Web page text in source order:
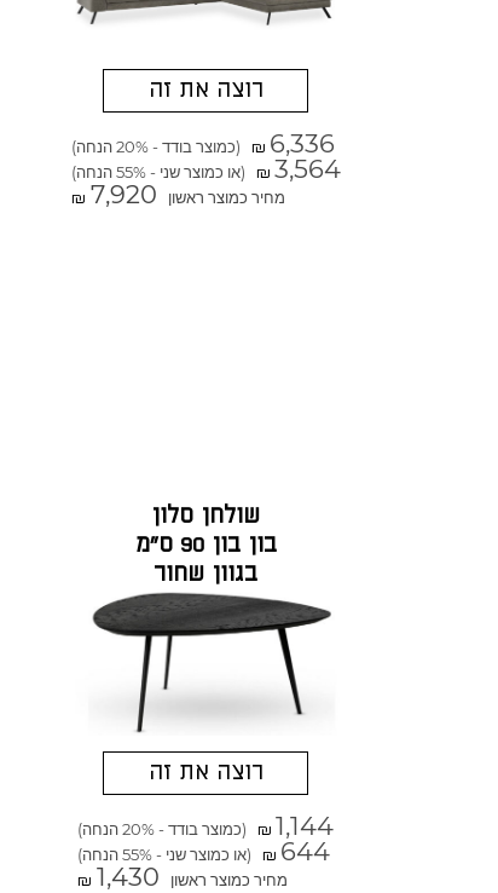
רוצה את זה
₪ 6,336 (כמוצר בודד - 20% הנחה)
₪ 3,564
(או כמוצר שני - 55% הנחה)
מחיר כמוצר ראשון
₪ 7,920
שולחן סלון
בון בון 90 ס"מ
בגוון שחור
רוצה את זה
₪ 1,144 (כמוצר בודד - 20% הנחה)
₪ 644
(או כמוצר שני - 55% הנחה)
מחיר כמוצר ראשון
₪ 1,430